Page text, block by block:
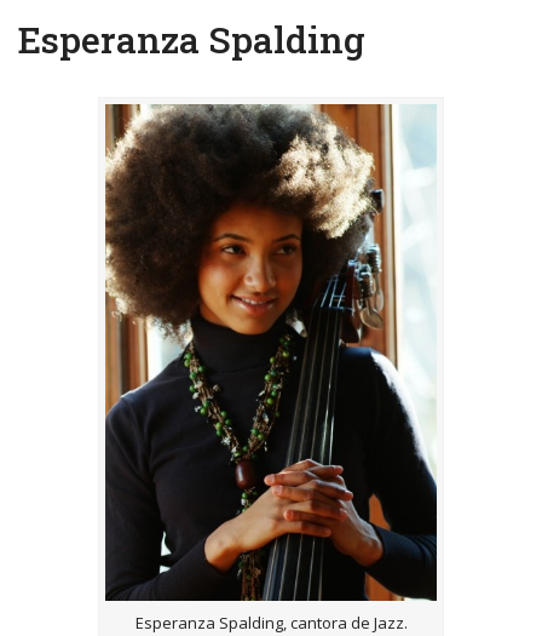
Esperanza Spalding
Esperanza Spalding, cantora de Jazz.